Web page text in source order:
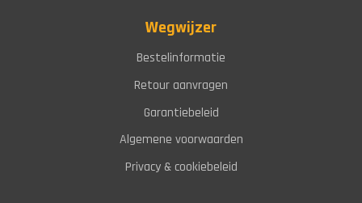
Wegwijzer
Bestelinformatie
Retour aanvragen
Garantiebeleid
Algemene voorwaarden
Privacy & cookiebeleid